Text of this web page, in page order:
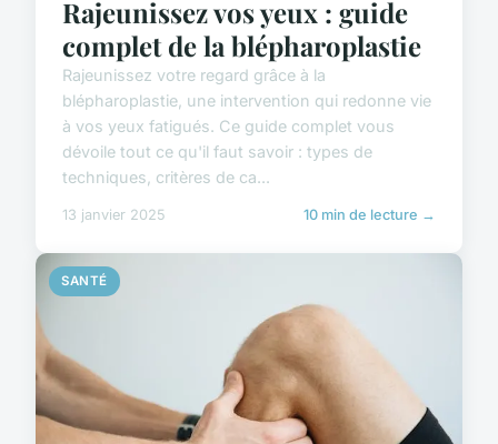
Rajeunissez vos yeux : guide
complet de la blépharoplastie
Rajeunissez votre regard grâce à la
blépharoplastie, une intervention qui redonne vie
à vos yeux fatigués. Ce guide complet vous
dévoile tout ce qu'il faut savoir : types de
techniques, critères de ca...
13 janvier 2025 10 min de lecture →
SANTÉ